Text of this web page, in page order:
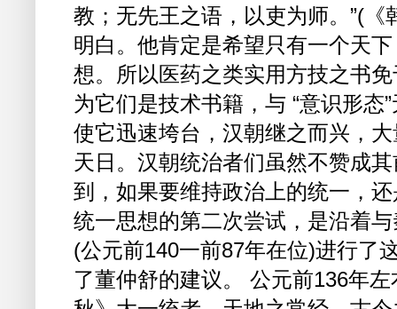
教；无先王之语，以吏为师。”(
明白。他肯定是希望只有一个天
想。所以医药之类实用方技之书
为它们是技术书籍，与 “意识形
使它迅速垮台，汉朝继之而兴，
天日。汉朝统治者们虽然不赞成
到，如果要维持政治上的统一，
统一思想的第二次尝试，是沿着
(公元前140一前87年在位)进行了
了董仲舒的建议。 公元前136年